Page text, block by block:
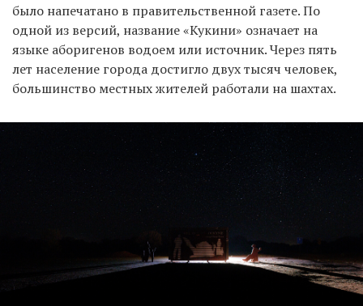
было напечатано в правительственной газете. По
одной из версий, название «Кукини» означает на
языке аборигенов водоем или источник. Через пять
лет население города достигло двух тысяч человек,
большинство местных жителей работали на шахтах.